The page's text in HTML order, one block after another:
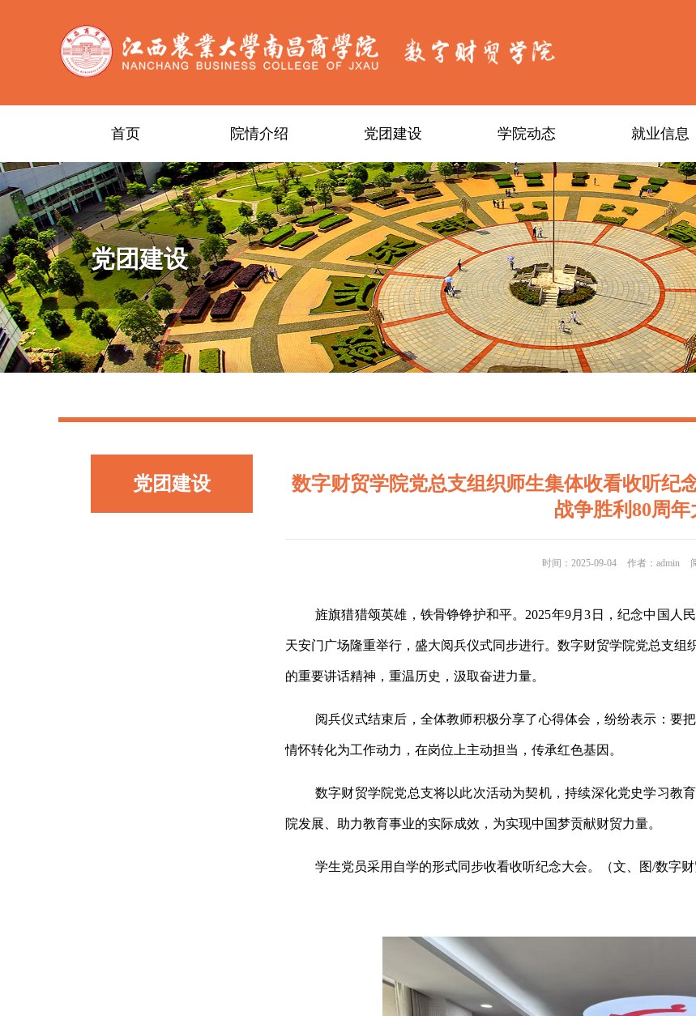
首页 院情介绍 党团建设 学院动态 就业信息
党团建设
党团建设
数字财贸学院党总支组织师生集体收看收听纪
战争胜利80周年
时间：2025-09-04 作者：admin
旌旗猎猎颂英雄，铁骨铮铮护和平。2025年9月3日，纪念中国人
天安门广场隆重举行，盛大阅兵仪式同步进行。数字财贸学院党总支
的重要讲话精神，重温历史，汲取奋进力量。
阅兵仪式结束后，全体教师积极分享了心得体会，纷纷表示：要
情怀转化为工作动力，在岗位上主动担当，传承红色基因。
数字财贸学院党总支将以此次活动为契机，持续深化党史学习教育
院发展、助力教育事业的实际成效，为实现中国梦贡献财贸力量。
学生党员采用自学的形式同步收看收听纪念大会。（文、图/数字财